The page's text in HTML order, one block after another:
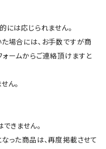
には応じられません。
場合には、お手数ですが商
ームからご連絡頂けますと
ん。
きません。
った商品は、再度掲載させて